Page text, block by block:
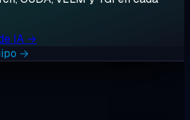
IA →
→